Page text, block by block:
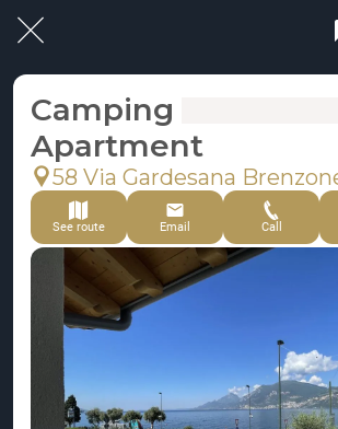
Camping Antonio &
Apartment
58 Via Gardesana
See route Email Call